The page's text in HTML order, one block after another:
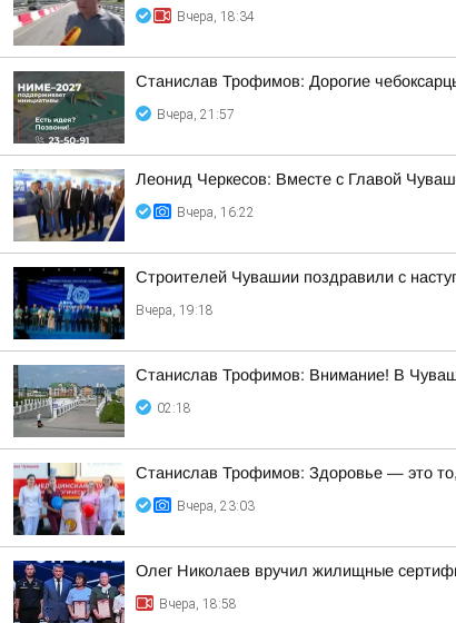
Вчера, 18:34
Станислав Трофимов: Дорогие
Вчера, 21:57
Леонид Черкесов: Вместе с Главой
Вчера, 16:22
Строителей Чувашии поздравили с
Вчера, 19:18
Станислав Трофимов: Внимание! В
02:18
Станислав Трофимов: Здоровье — это
Вчера, 23:03
Олег Николаев вручил жилищные
Вчера, 18:58